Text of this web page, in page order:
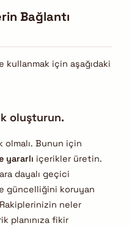
Bağlantı
kullanmak için aşağıdaki
oluşturun.
olmalı. Bunun için
yararlı içerikler üretin.
dayalı geçici
güncelliğini koruyan
neler
planınıza fikir